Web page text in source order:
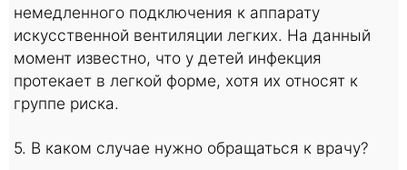
немедленного подключения к аппарату
искусственной вентиляции легких. На данный
момент известно, что у детей инфекция
протекает в легкой форме, хотя их относят к
группе риска.
5. В каком случае нужно обращаться к врачу?